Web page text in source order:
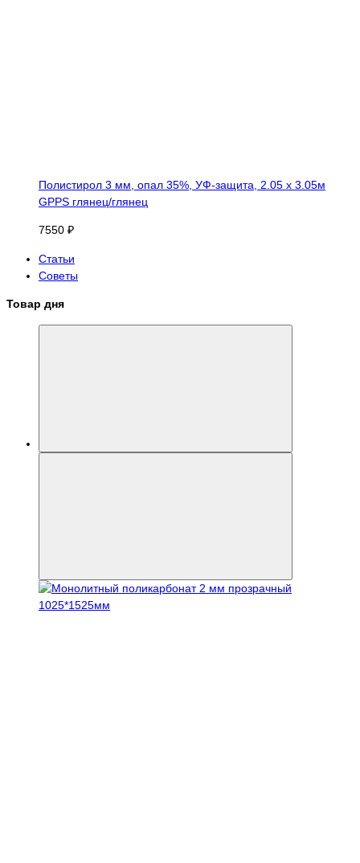
Полистирол 3 мм, опал 35%, УФ-защита, 2.05 х 3.05м
GPPS глянец/глянец
7550 ₽
Статьи
Советы
Товар дня